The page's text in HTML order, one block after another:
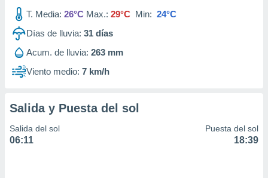
publicidad
de
1199
T. Media: 26°C Max.: 29°C Min: 24°C
Días de lluvia: 31 días
Acum. de lluvia: 263 mm
Viento medio: 7 km/h
Salida y Puesta del sol
Salida del sol
06:11
Puesta del sol
18:39